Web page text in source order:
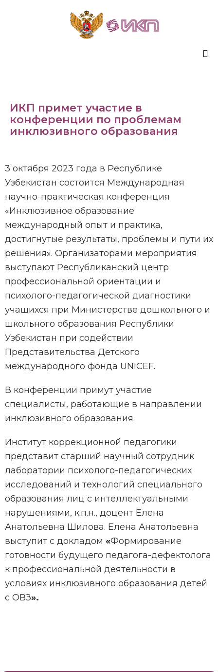
ИКП примет участие в
конференции по проблемам
инклюзивного образования
3 октября 2023 года в Республике
Узбекистан состоится Международная
научно-практическая конференция
«Инклюзивное образование:
международный опыт и практика,
достигнутые результаты, проблемы и пути их
решения». Организаторами мероприятия
выступают Республиканский центр
профессиональной ориентации и
психолого-педагогической диагностики
учащихся при Министерстве дошкольного и
школьного образования Республики
Узбекистан при содействии
Представительства Детского
международного фонда UNICEF.
В конференции примут участие
специалисты, работающие в направлении
инклюзивного образования.
Институт коррекционной педагогики
представит старший научный сотрудник
лаборатории психолого-педагогических
исследований и технологий специального
образования лиц с интеллектуальными
нарушениями, к.п.н., доцент Елена
Анатольевна Шилова. Елена Анатольевна
выступит с докладом «Формирование
готовности будущего педагога-дефектолога
к профессиональной деятельности в
условиях инклюзивного образования детей
с ОВЗ».